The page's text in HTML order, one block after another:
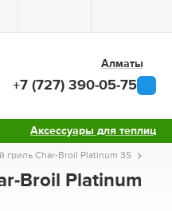
Аксессуары для теплиц
Алматы
+7 (727) 390-05-75
гриль Char-Broil Platinum 3S
Broil Platinum